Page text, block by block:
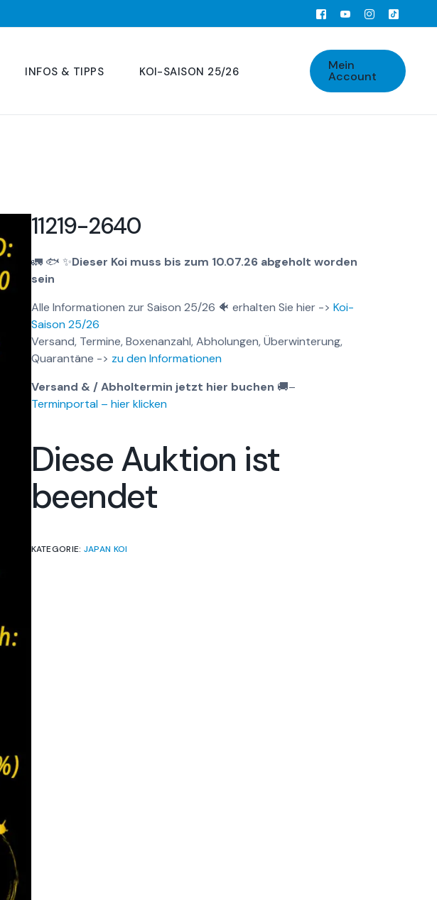
INFOS & TIPPS KOI-SAISON 25/26 Mein
Account
11219-2640
🚛 🐟 ✨Dieser Koi muss bis zum 10.07.26 abgeholt worden
sein
Alle Informationen zur Saison 25/26 🐠 erhalten Sie hier -> Koi-
Saison 25/26
Versand, Termine, Boxenanzahl, Abholungen, Überwinterung,
Quarantäne -> zu den Informationen
Versand & / Abholtermin jetzt hier buchen 🚚–
Terminportal – hier klicken
Diese Auktion ist
beendet
KATEGORIE: JAPAN KOI